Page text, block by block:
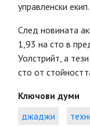
управленски екип.
След новината
1,93 на сто в
Уолстрийт, а
сто от
Ключови думи
джаджи